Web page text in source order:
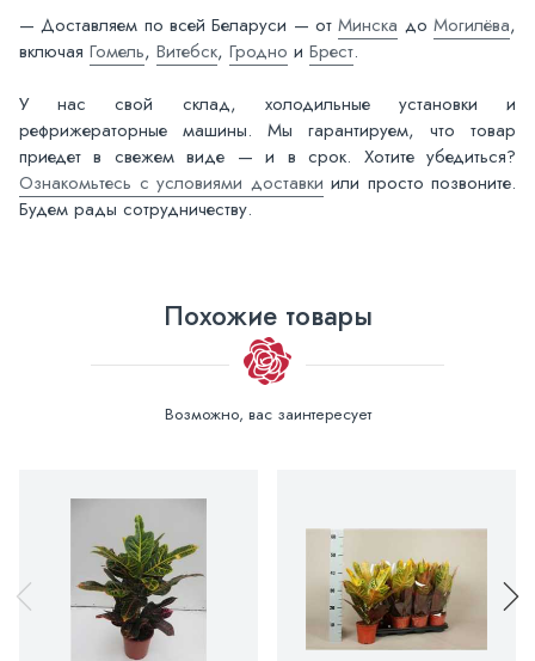
— Доставляем по всей Беларуси — отМинска доМогилёва,
включая Гомель, Витебск, Гродно и Брест.
У нас свой склад, холодильные установки и
рефрижераторные машины. Мы гарантируем, что товар
приедет в свежем виде — и в срок. Хотите убедиться?
Ознакомьтесь с условиями доставки или просто позвоните.
Будем рады сотрудничеству.
Похожие товары
Возможно, вас заинтересует